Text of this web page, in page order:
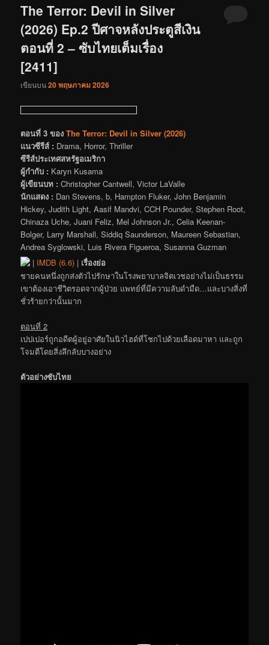
The Terror: Devil in Silver
(2026) Ep.2 ปีศาจหลังประตูสีเงิน
ตอนที่ 2 – ซับไทยเต็มเรื่อง
[2411]
เขียนบน20 พฤษภาคม 2026
ตอนที่ 3 ของ The Terror: Devil in Silver (2026)
แนวซีรีส์ : Drama, Horror, Thriller
ซีรีส์ประเทศสหรัฐอเมริกา
ผู้กำกับ : Karyn Kusama
ผู้เขียนบท : Christopher Cantwell, Victor LaValle
นักแสดง : Dan Stevens, b, Hampton Fluker, John Benjamin
Hickey, Judith Light, Aasif Mandvi, CCH Pounder, Stephen Root,
Chinaza Uche, Juani Feliz, Mel Johnson Jr., Celia Keenan-
Bolger, Larry Marshall, Siddiq Saunderson, Maureen Sebastian,
Andrea Syglowski, Luis Rivera Figueroa, Susanna Guzman
| IMDB (6.6) | เรื่องย่อ
ชายคนหนึ่งถูกส่งตัวไปรักษาในโรงพยาบาลจิตเวชอย่างไม่เป็นธรรม
เขาต้องเอาชีวิตรอดจากผู้ป่วย แพทย์ที่มีความลับดำมืด…และบางสิ่งที่
ชั่วร้ายกว่านั้นมาก
ตอนที่ 2
เปปเปอร์ถูกอดีตผู้อยู่อาศัยในนิวไฮด์ที่โชกไปด้วยเลือดมาหา และถูก
โจมตีโดยสิ่งลึกลับบางอย่าง
ตัวอย่างซับไทย